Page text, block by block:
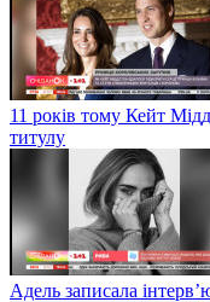
11 років тому Кейт
титулу
Адель записала